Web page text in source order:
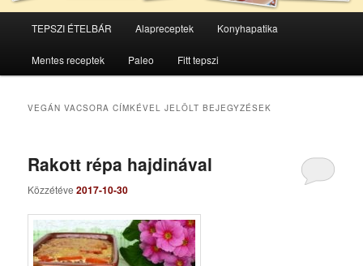
Tovább
az
elsődleges
Tovább
a
másodlagos
TEPSZI ÉTELBÁR Alapreceptek Konyhapatika
Mentes receptek Paleo Fitt tepszi
VEGÁN VACSORA CÍMKÉVEL JELÖLT BEJEGYZÉSEK
Rakott répa hajdinával
Közzétéve2017-10-30